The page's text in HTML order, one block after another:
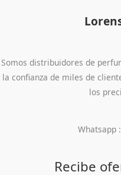
Somos distribuidores de
la confianza de miles de
los
Whatsapp
Recibe